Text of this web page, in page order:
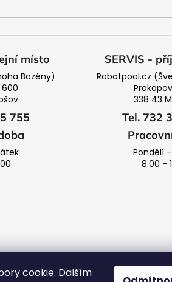
cookie. Dalším
místo
Bazény)
755
SERVIS -
Robotpool.cz
338 43
Tel. 732
Pondělí
8:00 -